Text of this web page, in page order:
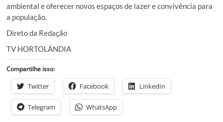
ambiental e oferecer novos espaços de lazer e convivência para
a população.
Direto da Redação
TV HORTOLÂNDIA
Compartilhe isso:
Twitter Facebook LinkedIn
Telegram WhatsApp